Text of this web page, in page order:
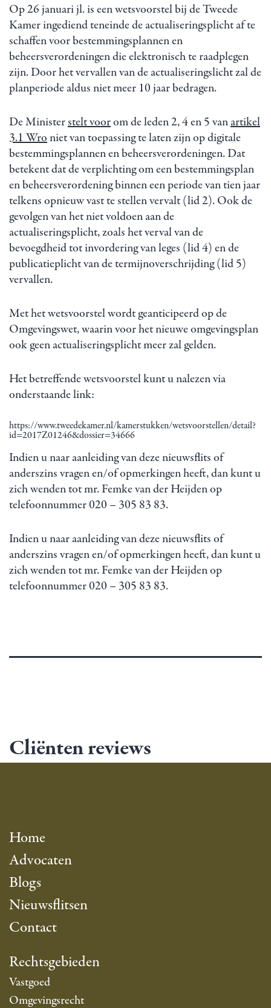
Op 26 januari jl. is een wetsvoorstel bij de Tweede
Kamer ingediend teneinde de actualiseringsplicht af te
schaffen voor bestemmingsplannen en
beheersverordeningen die elektronisch te raadplegen
zijn. Door het vervallen van de actualiseringslicht zal de
planperiode aldus niet meer 10 jaar bedragen.
De Ministerstelt voorom de leden 2, 4 en 5 vanartikel
3.1 Wroniet van toepassing te laten zijn op digitale
bestemmingsplannen en beheersverordeningen. Dat
betekent dat de verplichting om een bestemmingsplan
en beheersverordening binnen een periode van tien jaar
telkens opnieuw vast te stellen vervalt (lid 2). Ook de
gevolgen van het niet voldoen aan de
actualiseringsplicht, zoals het verval van de
bevoegdheid tot invordering van leges (lid 4) en de
publicatieplicht van de termijnoverschrijding (lid 5)
vervallen.
Met het wetsvoorstel wordt geanticipeerd op de
Omgevingswet, waarin voor het nieuwe omgevingsplan
ook geen actualiseringsplicht meer zal gelden.
Het betreffende wetsvoorstel kunt u nalezen via
onderstaande link:
https://www.tweedekamer.nl/kamerstukken/wetsvoorstellen/detail?
id=2017Z01246&dossier=34666
Indien u naar aanleiding van deze nieuwsflits of
anderszins vragen en/of opmerkingen heeft, dan kunt u
zich wenden tot mr. Femke van der Heijden op
telefoonnummer 020 – 305 83 83.
Indien u naar aanleiding van deze nieuwsflits of
anderszins vragen en/of opmerkingen heeft, dan kunt u
zich wenden tot mr. Femke van der Heijden op
telefoonnummer 020 – 305 83 83.
Cliënten reviews
Home
Advocaten
Blogs
Nieuwsflitsen
Contact
Rechtsgebieden
Vastgoed
Omgevingsrecht